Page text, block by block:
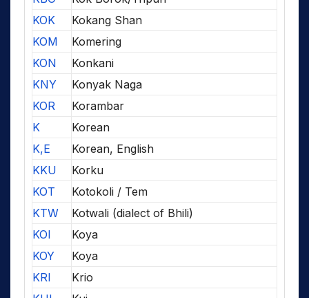
KOK
Kokang Shan
KOM
Komering
KON
Konkani
KNY
Konyak Naga
KOR
Korambar
K
Korean
K,E
Korean, English
KKU
Korku
KOT
Kotokoli / Tem
KTW
Kotwali (dialect of Bhili)
KOI
Koya
KOY
Koya
KRI
Krio